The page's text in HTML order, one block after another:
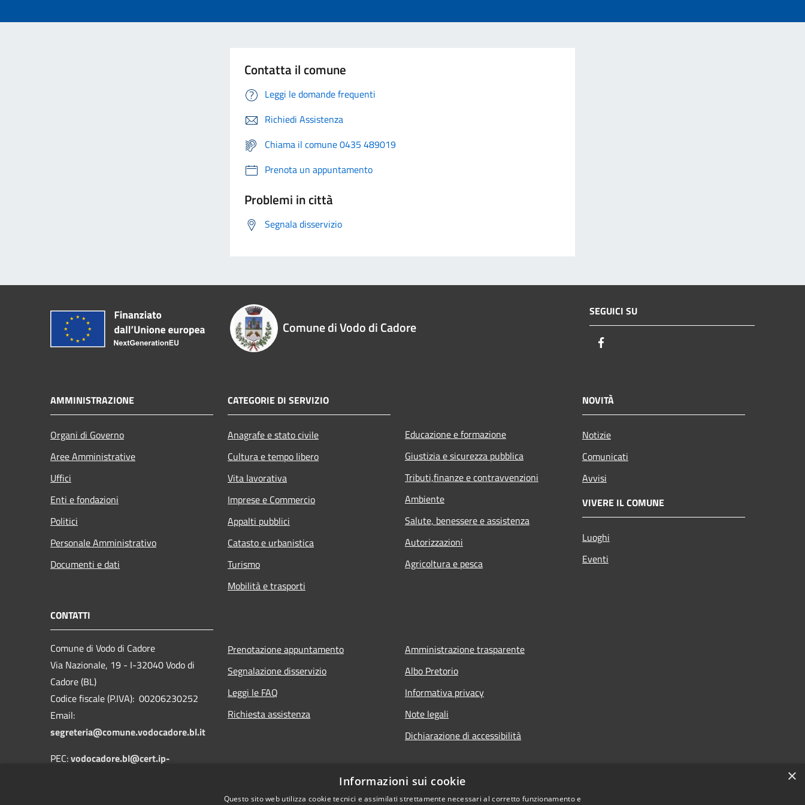
Contatta il comune
Leggi le domande frequenti
Richiedi Assistenza
Chiama il comune 0435 489019
Prenota un appuntamento
Problemi in città
Segnala disservizio
Comune di Vodo di Cadore
SEGUICI SU
AMMINISTRAZIONE
Organi di Governo
Aree Amministrative
Uffici
Enti e fondazioni
Politici
Personale Amministrativo
Documenti e dati
CATEGORIE DI SERVIZIO
Anagrafe e stato civile
Cultura e tempo libero
Vita lavorativa
Imprese e Commercio
Appalti pubblici
Catasto e urbanistica
Turismo
Mobilità e trasporti
Educazione e formazione
Giustizia e sicurezza pubblica
Tributi,finanze e contravvenzioni
Ambiente
Salute, benessere e assistenza
Autorizzazioni
Agricoltura e pesca
NOVITÀ
Notizie
Comunicati
Avvisi
VIVERE IL COMUNE
Luoghi
Eventi
CONTATTI
Comune di Vodo di Cadore
Via Nazionale, 19 - I-32040 Vodo di
Cadore (BL)
Codice fiscale (P.IVA): 00206230252
Email:
segreteria@comune.vodocadore.bl.it
PEC:vodocadore.bl@cert.ip-
Prenotazione appuntamento
Segnalazione disservizio
Leggi le FAQ
Richiesta assistenza
Amministrazione trasparente
Albo Pretorio
Informativa privacy
Note legali
Dichiarazione di accessibilità
×
Informazioni sui cookie
Questo sito web utilizza cookie tecnici e assimilati strettamente necessari al corretto funzionamento e